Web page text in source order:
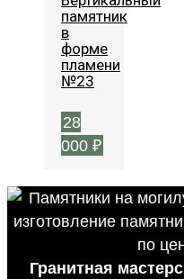
памятник
в
форме
пламени
№23
28
000 ₽
Гранитная